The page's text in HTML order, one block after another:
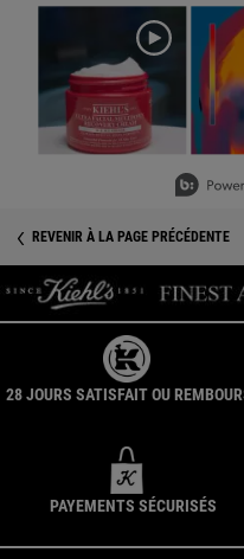
Media Carousel
Carousel with product
REVENIR À LA PAGE PRÉCÉDENTE
28 JOURS SATISFAIT OU
PAYEMENTS SÉCURISÉS